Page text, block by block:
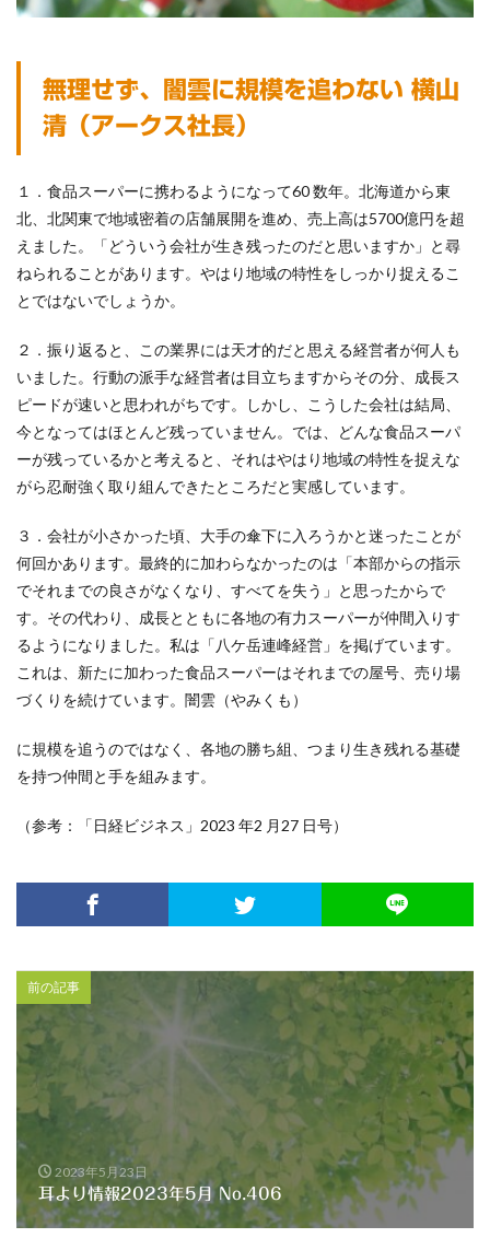
無理せず、闇雲に規模を追わない 横山
清（アークス社長）
１．食品スーパーに携わるようになって60 数年。北海道から東
北、北関東で地域密着の店舗展開を進め、売上高は5700億円を超
えました。「どういう会社が生き残ったのだと思いますか」と尋
ねられることがあります。やはり地域の特性をしっかり捉えるこ
とではないでしょうか。
２．振り返ると、この業界には天才的だと思える経営者が何人も
いました。行動の派手な経営者は目立ちますからその分、成長ス
ピードが速いと思われがちです。しかし、こうした会社は結局、
今となってはほとんど残っていません。では、どんな食品スーパ
ーが残っているかと考えると、それはやはり地域の特性を捉えな
がら忍耐強く取り組んできたところだと実感しています。
３．会社が小さかった頃、大手の傘下に入ろうかと迷ったことが
何回かあります。最終的に加わらなかったのは「本部からの指示
でそれまでの良さがなくなり、すべてを失う」と思ったからで
す。その代わり、成長とともに各地の有力スーパーが仲間入りす
るようになりました。私は「八ケ岳連峰経営」を掲げています。
これは、新たに加わった食品スーパーはそれまでの屋号、売り場
づくりを続けています。闇雲（やみくも）
に規模を追うのではなく、各地の勝ち組、つまり生き残れる基礎
を持つ仲間と手を組みます。
（参考：「日経ビジネス」2023 年2 月27 日号）
前の記事
2023年5月23日
耳より情報2023年5月 No.406